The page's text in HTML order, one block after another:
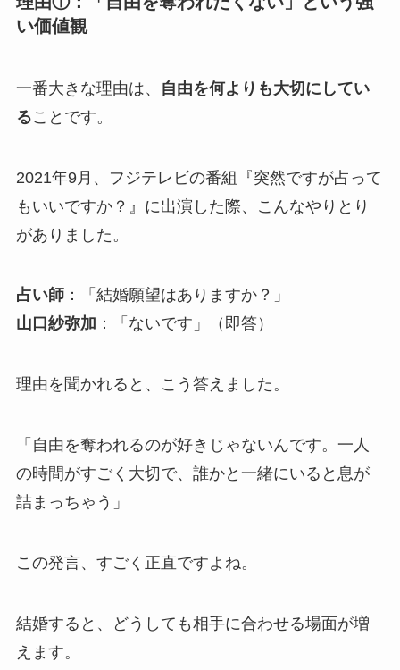
い価値観
一番大きな理由は、
自由を何よりも大切にしてい
ることです。
2021年9月、フジテレビの番組『突然ですが占って
もいいですか？』に出演した際、こんなやりとり
がありました。
占い師：「結婚願望はありますか？」
山口紗弥加 ：「ないです」（即答）
理由を聞かれると、こう答えました。
「自由を奪われるのが好きじゃないんです。一人
の時間がすごく大切で、誰かと一緒にいると息が
詰まっちゃう」
この発言、すごく正直ですよね。
結婚すると、どうしても相手に合わせる場面が増
えます。